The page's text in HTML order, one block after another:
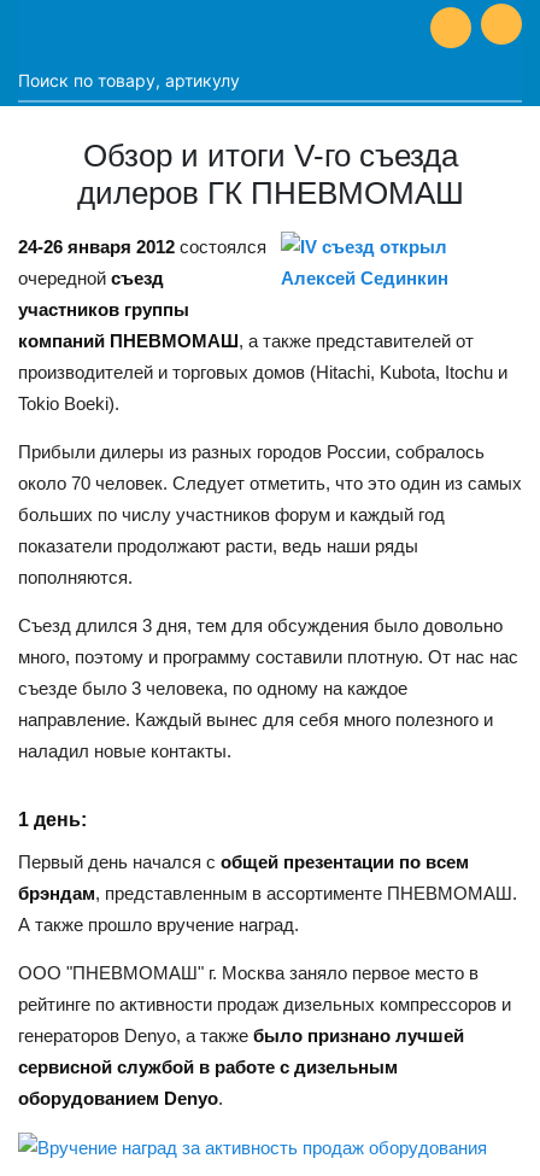
Обзор и итоги V-го съезда
дилеров ГК ПНЕВМОМАШ
24-26 января 2012 состоялся
очередной съезд
участников группы
компаний ПНЕВМОМАШ, а также представителей от
производителей и торговых домов (Hitachi, Kubota, Itochu и
Tokio Boeki).
Прибыли дилеры из разных городов России, собралось
около 70 человек. Следует отметить, что это один из самых
больших по числу участников форум и каждый год
показатели продолжают расти, ведь наши ряды
пополняются.
Съезд длился 3 дня, тем для обсуждения было довольно
много, поэтому и программу составили плотную. От нас нас
съезде было 3 человека, по одному на каждое
направление. Каждый вынес для себя много полезного и
наладил новые контакты.
1 день:
Первый день начался с общей презентации по всем
брэндам, представленным в ассортименте ПНЕВМОМАШ.
А также прошло вручение наград.
ООО "ПНЕВМОМАШ" г. Москва заняло первое место в
рейтинге по активности продаж дизельных компрессоров и
генераторов Denyo, а также было признано лучшей
сервисной службой в работе с дизельным
оборудованием Denyo.